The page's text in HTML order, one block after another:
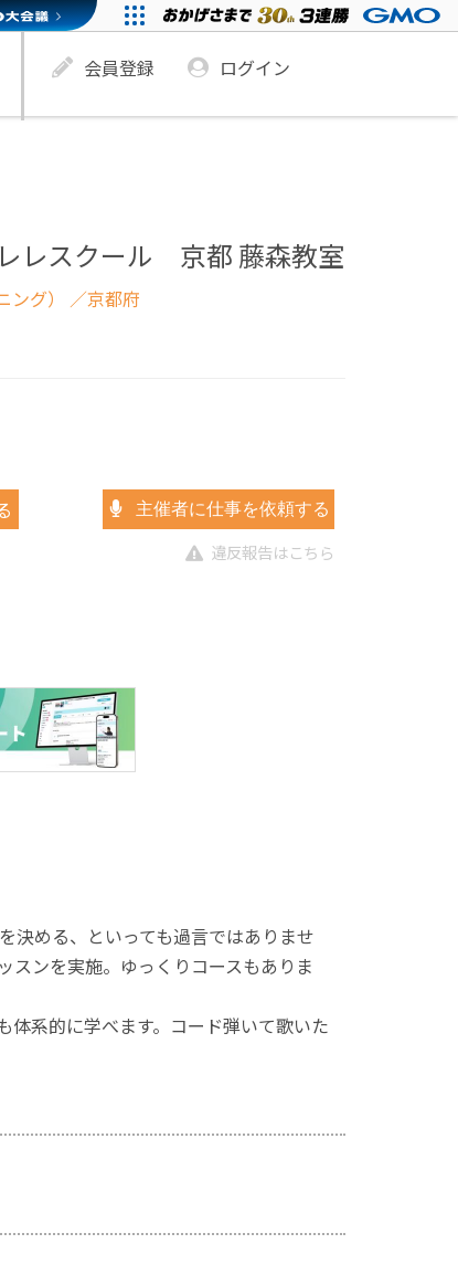
会員登録 ログイン
レスクール 京都 藤森教室
グ） ／京都府
主催者に仕事を依頼する
違反報告はこちら
決める、といっても過言ではありませ
スンを実施。ゆっくりコースもありま
体系的に学べます。コード弾いて歌いた